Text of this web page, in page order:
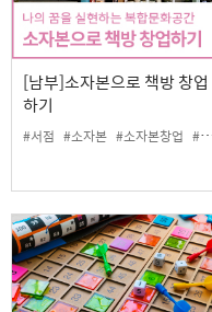
[남부]소자본으로 책방 창업
하기
#서점 #소자본 #소자본창업 #창업